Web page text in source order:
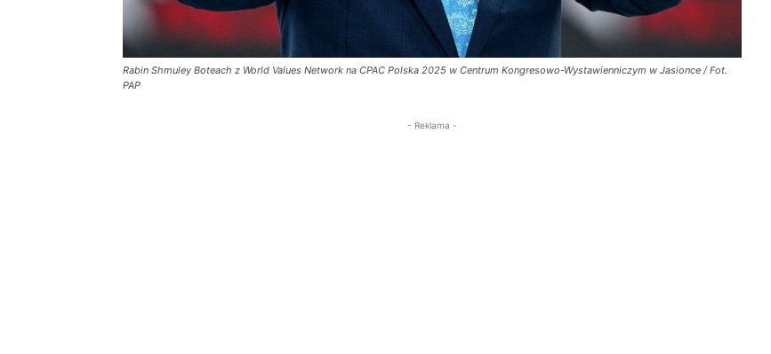
Rabin Shmuley Boteach z World Values Network na CPAC Polska 2025 w Centrum Kongresowo-Wystawienniczym w Jasionce / Fot.
PAP
- Reklama -